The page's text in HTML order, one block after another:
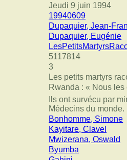
Jeudi 9 juin 1994
19940609
Dupaquier, Jean-
Dupaquier, Eugénie
5117814
3
Les petits martyrs
Rwanda : « Nous
Ils ont survécu par
Médecins du
Bonhomme, Simone
Kayitare, Clavel
Mwizerana, Oswald
Byumba